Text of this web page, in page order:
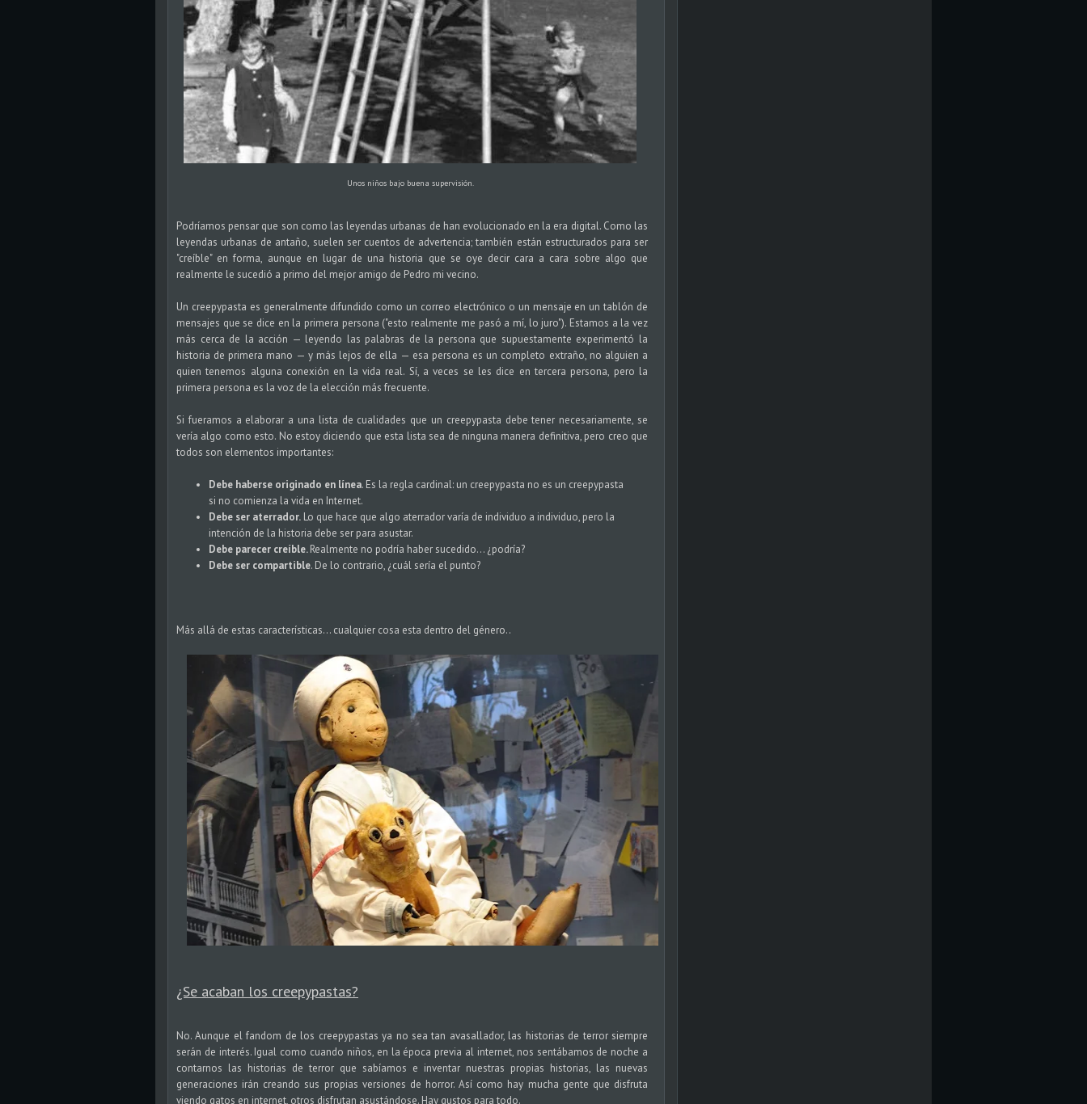
Unos niños bajo buena supervisión.
Podríamos pensar que son como las leyendas urbanas de han evolucionado en la era digital. Como las
leyendas urbanas de antaño, suelen ser cuentos de advertencia; también están estructurados para ser
"creíble" en forma, aunque en lugar de una historia que se oye decir cara a cara sobre algo que
realmente le sucedió a primo del mejor amigo de Pedro mi vecino.
Un creepypasta es generalmente difundido como un correo electrónico o un mensaje en un tablón de
mensajes que se dice en la primera persona ("esto realmente me pasó a mí, lo juro"). Estamos a la vez
más cerca de la acción — leyendo las palabras de la persona que supuestamente experimentó la
historia de primera mano — y más lejos de ella — esa persona es un completo extraño, no alguien a
quien tenemos alguna conexión en la vida real. Sí, a veces se les dice en tercera persona, pero la
primera persona es la voz de la elección más frecuente.
Si fueramos a elaborar a una lista de cualidades que un creepypasta debe tener necesariamente, se
vería algo como esto. No estoy diciendo que esta lista sea de ninguna manera definitiva, pero creo que
todos son elementos importantes:
Debe haberse originado en línea. Es la regla cardinal: un creepypasta no es un creepypasta
si no comienza la vida en Internet.
Debe ser aterrador. Lo que hace que algo aterrador varía de individuo a individuo, pero la
intención de la historia debe ser para asustar.
Debe parecer creíble.Realmente no podría haber sucedido... ¿podría?
Debe ser compartible. De lo contrario, ¿cuál sería el punto?
Más allá de estas características... cualquier cosa esta dentro del género..
¿Se acaban los creepypastas?
No. Aunque el fandom de los creepypastas ya no sea tan avasallador, las historias de terror siempre
serán de interés. Igual como cuando niños, en la época previa al internet, nos sentábamos de noche a
contarnos las historias de terror que sabíamos e inventar nuestras propias historias, las nuevas
generaciones irán creando sus propias versiones de horror. Así como hay mucha gente que disfruta
viendo gatos en internet, otros disfrutan asustándose. Hay gustos para todo.